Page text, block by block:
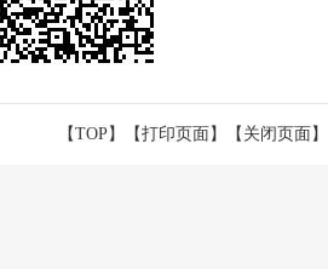
【TOP】 【打印页面】【 关闭页面】